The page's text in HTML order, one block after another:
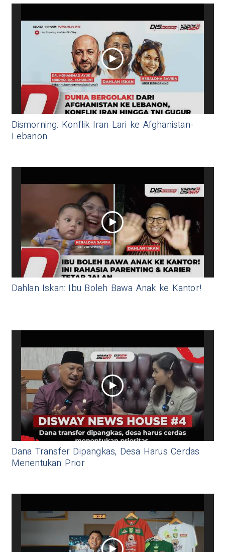
Dismorning: Konflik Iran Lari ke Afghanistan-
Lebanon
Dahlan Iskan: Ibu Boleh Bawa Anak ke Kantor!
Dana Transfer Dipangkas, Desa Harus Cerdas
Menentukan Prior